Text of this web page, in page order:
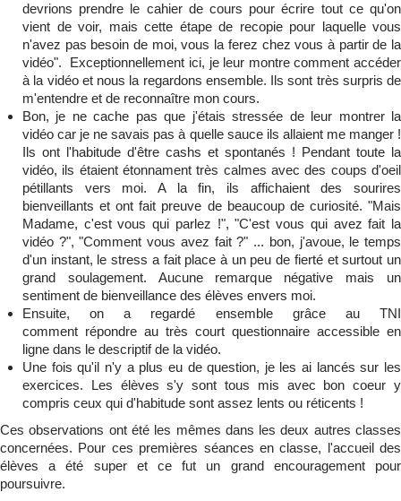
devrions prendre le cahier de cours pour écrire tout ce qu'on
vient de voir, mais cette étape de recopie pour laquelle vous
n'avez pas besoin de moi, vous la ferez chez vous à partir de la
vidéo". Exceptionnellement ici, je leur montre comment accéder
à la vidéo et nous la regardons ensemble. Ils sont très surpris de
m'entendre et de reconnaître mon cours.
Bon, je ne cache pas que j'étais stressée de leur montrer la
vidéo car je ne savais pas à quelle sauce ils allaient me manger !
Ils ont l'habitude d'être cashs et spontanés ! Pendant toute la
vidéo, ils étaient étonnament très calmes avec des coups d'oeil
pétillants vers moi. A la fin, ils affichaient des sourires
bienveillants et ont fait preuve de beaucoup de curiosité. "Mais
Madame, c'est vous qui parlez !", "C'est vous qui avez fait la
vidéo ?", "Comment vous avez fait ?" ... bon, j'avoue, le temps
d'un instant, le stress a fait place à un peu de fierté et surtout un
grand soulagement. Aucune remarque négative mais un
sentiment de bienveillance des élèves envers moi.
Ensuite, on a regardé ensemble grâce au TNI
comment répondre au très court questionnaire accessible en
ligne dans le descriptif de la vidéo.
Une fois qu'il n'y a plus eu de question, je les ai lancés sur les
exercices. Les élèves s'y sont tous mis avec bon coeur y
compris ceux qui d'habitude sont assez lents ou réticents !
Ces observations ont été les mêmes dans les deux autres classes
concernées. Pour ces premières séances en classe, l'accueil des
élèves a été super et ce fut un grand encouragement pour
poursuivre.